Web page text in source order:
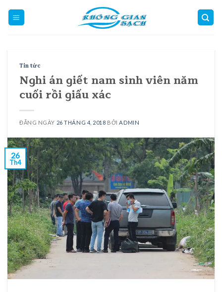
Tin tức
Nghi án giết nam sinh viên năm
cuối rồi giấu xác
ĐĂNG NGÀY 26 THÁNG 4, 2018 BỞI ADMIN
26
Th4